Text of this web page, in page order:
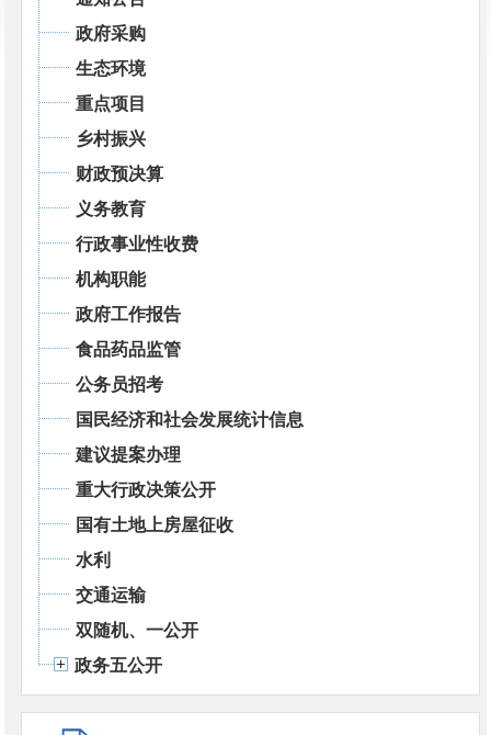
政府采购
生态环境
重点项目
乡村振兴
财政预决算
义务教育
行政事业性收费
机构职能
政府工作报告
食品药品监管
公务员招考
国民经济和社会发展统计信息
建议提案办理
重大行政决策公开
国有土地上房屋征收
水利
交通运输
双随机、一公开
政务五公开